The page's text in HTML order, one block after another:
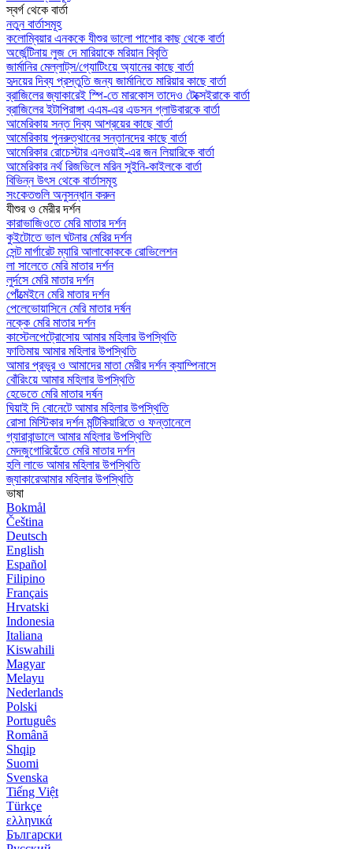
স্বর্গ থেকে বার্তা
নতুন বার্তাসমূহ
কলোম্বিয়ার এনককে যীশুর ভালো পাশোর কাছ থেকে বার্তা
অর্জেন্টিনায় লুজ দে মারিয়াকে মরিয়ান বিবৃতি
জার্মানির মেল্লাট্‌স/গ্যোটিংয়ে অ্যানের কাছে বার্তা
হৃদয়ের দিব্য প্রস্তুতি জন্য জার্মানিতে মারিয়ার কাছে বার্তা
ব্রাজিলের জ্যাকারেই স্পি-তে মারকোস তাদেও টেক্সেইরাকে বার্তা
ব্রাজিলের ইটাপিরাঙ্গা এএম-এর এডসন গ্লাউবারকে বার্তা
আমেরিকায় সন্ত দিব্য আশ্রয়ের কাছে বার্তা
আমেরিকায় পুনরুত্থানের সন্তানদের কাছে বার্তা
আমেরিকার রোচেস্টার এনওয়াই-এর জন লিয়ারিকে বার্তা
আমেরিকার নর্থ রিজভিলে মরিন সুইনি-কাইলকে বার্তা
বিভিন্ন উৎস থেকে বার্তাসমূহ
সংকেতগুলি অনুসন্ধান করুন
যীশুর ও মেরীর দর্শন
কারাভাজিওতে মেরি মাতার দর্শন
কুইটোতে ভাল ঘটনার মেরির দর্শন
সেন্ট মার্গারেট ম্যারি আলাকোককে রোভিলেশন
লা সালেতে মেরি মাতার দর্শন
লুর্দসে মেরি মাতার দর্শন
পোঁত্মেইনে মেরি মাতার দর্শন
পেলেভোয়াসিনে মেরি মাতার দর্ষন
নক্কে মেরি মাতার দর্শন
কাস্টেলপেট্রোসোয় আমার মহিলার উপস্থিতি
ফাতিমায় আমার মহিলার উপস্থিতি
আমার প্রভুর ও আমাদের মাতা মেরীর দর্শন ক্যাম্পিনাসে
বোঁরিংয়ে আমার মহিলার উপস্থিতি
হেডেতে মেরি মাতার দর্ষন
ঘিয়াই দি বোনেটে আমার মহিলার উপস্থিতি
রোসা মিস্টিকার দর্শন মন্টিকিয়ারিতে ও ফন্তানেলে
গ্যারাবান্ডালে আমার মহিলার উপস্থিতি
মেদজুগোরিয়েঁতে মেরি মাতার দর্শন
হলি লাভে আমার মহিলার উপস্থিতি
জ্যাকারেআমার মহিলার উপস্থিতি
ভাষা
Bokmål
Čeština
Deutsch
English
Español
Filipino
Français
Hrvatski
Indonesia
Italiana
Kiswahili
Magyar
Melayu
Nederlands
Polski
Português
Română
Shqip
Suomi
Svenska
Tiếng Việt
Türkçe
ελληνικά
Български